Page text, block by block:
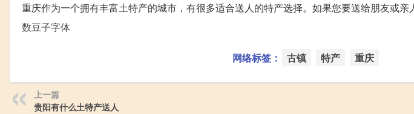
重庆作为一个拥有丰富土特产的城市，有很多适合送人的特产选择。如果您要送给朋友或
数豆子字体
网络标签： 古镇 特产 重庆
上一篇
贵阳有什么土特产送人